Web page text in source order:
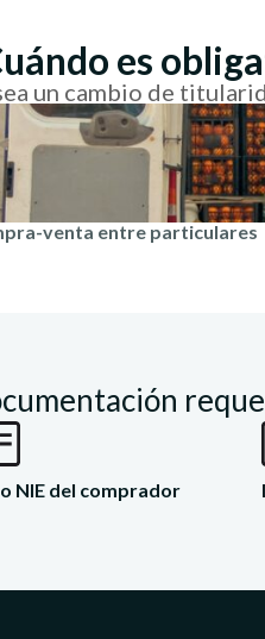
es
un cambio de
venta entre particulares
NIE del comprador